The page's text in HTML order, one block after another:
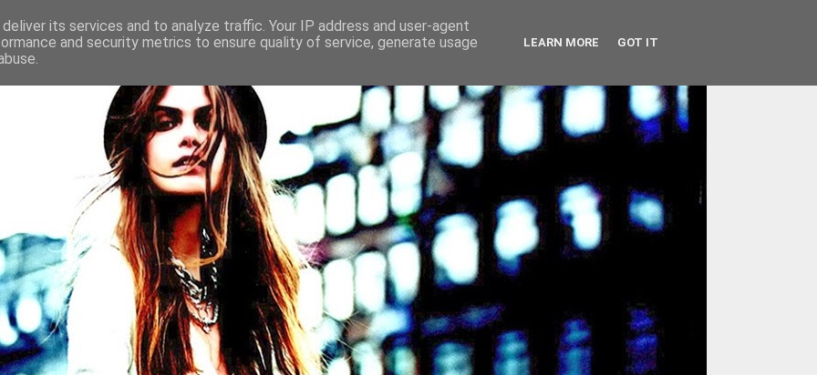
its services and to analyze traffic. Your IP address and user-agent
and security metrics to ensure quality of service, generate usage
LEARN MORE GOT IT